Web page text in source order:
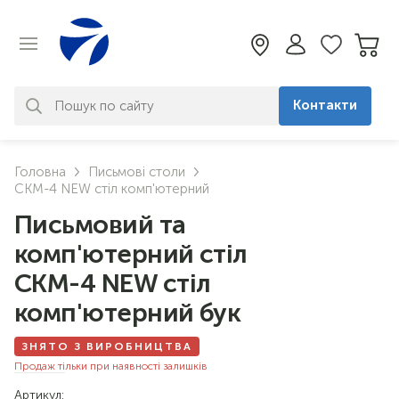
знайдено. Уточніть свій запит
Контакти
Головна
Письмові столи
СКМ-4 NEW стіл комп'ютерний
Письмовий та
комп'ютерний стіл
СКМ-4 NEW стіл
комп'ютерний бук
ЗНЯТО З ВИРОБНИЦТВА
Продаж тільки при наявності залишків
Артикул: